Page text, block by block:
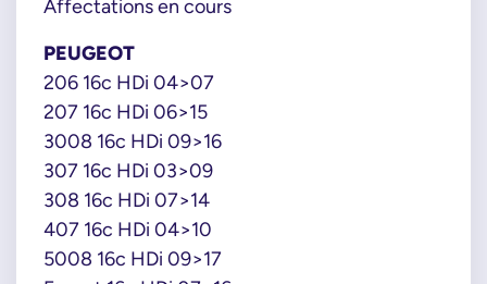
Affectations en cours
PEUGEOT
206 16c HDi 04>07
207 16c HDi 06>15
3008 16c HDi 09>16
307 16c HDi 03>09
308 16c HDi 07>14
407 16c HDi 04>10
5008 16c HDi 09>17